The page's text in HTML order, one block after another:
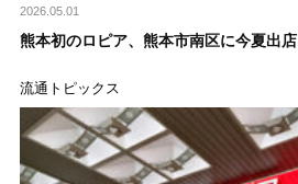
2026.05.01
熊本初のロピア、熊本市南区に今夏出店
流通トピックス